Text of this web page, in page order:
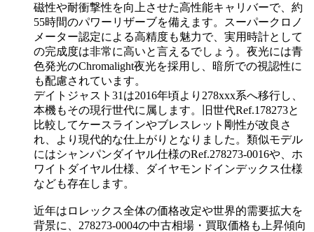
磁性や耐衝撃性を向上させた高性能キャリバーで、約
55時間のパワーリザーブを備えます。スーパークロノ
メーター認定による高精度も魅力で、実用時計として
の完成度は非常に高いと言えるでしょう。夜光には青
色発光のChromalight夜光を採用し、暗所での視認性に
も配慮されています。
デイトジャスト31は2016年頃より278xxx系へ移行し、
本機もその現行世代に属します。旧世代Ref.178273と
比較してケースラインやブレスレット剛性が改良さ
れ、より現代的な仕上がりとなりました。類似モデル
にはシャンパンダイヤル仕様のRef.278273-0016や、ホ
ワイトダイヤル仕様、ダイヤモンドインデックス仕様
なども存在します。
近年はロレックス全体の価格改定や世界的需要拡大を
背景に、278273-0004の中古相場・買取価格も上昇傾向